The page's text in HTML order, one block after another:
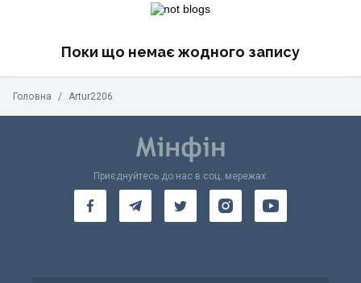
Поки що немає жодного запису
Головна / Artur2206
Приєднуйтесь до нас в соц. мережах: